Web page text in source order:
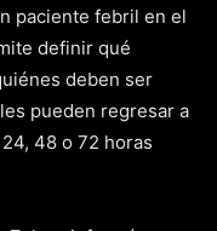
paciente febril en el
definir qué
deben ser
pueden regresar a
48 o 72 horas